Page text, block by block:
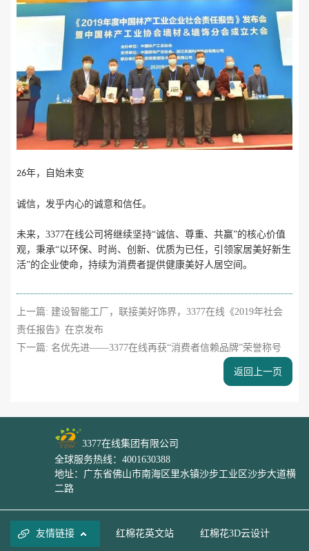
26年，自始未变
诚信，发乎内心的诚意和信任。
未来，3377在线公司将继续坚持“诚信、尊重、共赢”的核心价值
观，秉承“以环保、时尚、创新、优质为已任，引领家居美好新生
活”的企业使命，持续为消费者提供健康美好人居空间。
上一篇: 建设智能工厂，联接美好饰界，3377在线《2019年社会
责任报告》在京发布
下一篇: 名优先进——3377在线再获“消费者信赖品牌”荣誉称号
返回上一页
3377在线集团有限公司
全球服务热线：4001630388
地址：广东省佛山市南海区里水镇沙步工业区沙步大道横
二路
友情链接 红棉花英文站 红棉花3D云设计